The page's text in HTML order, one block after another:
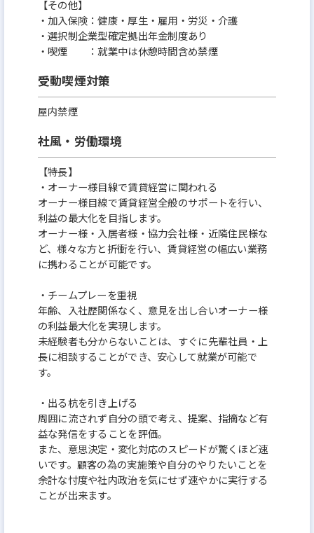
【その他】
・加入保険：健康・厚生・雇用・労災・介護
・選択制企業型確定拠出年金制度あり
・喫煙 ：就業中は休憩時間含め禁煙
受動喫煙対策
屋内禁煙
社風・労働環境
【特長】
・オーナー様目線で賃貸経営に関われる
オーナー様目線で賃貸経営全般のサポートを行い、
利益の最大化を目指します。
オーナー様・入居者様・協力会社様・近隣住民様な
ど、様々な方と折衝を行い、賃貸経営の幅広い業務
に携わることが可能です。
・チームプレーを重視
年齢、入社歴関係なく、意見を出し合いオーナー様
の利益最大化を実現します。
未経験者も分からないことは、すぐに先輩社員・上
長に相談することができ、安心して就業が可能で
す。
・出る杭を引き上げる
周囲に流されず自分の頭で考え、提案、指摘など有
益な発信をすることを評価。
また、意思決定・変化対応のスピードが驚くほど速
いです。顧客の為の実施策や自分のやりたいことを
余計な忖度や社内政治を気にせず速やかに実行する
ことが出来ます。